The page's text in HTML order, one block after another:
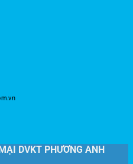
DVKT PHƯƠNG ANH